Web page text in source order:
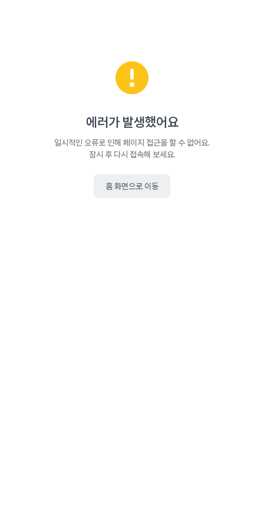
에러가 발생했어요
일시적인 오류로 인해 페이지 접근을 할 수 없어요.
잠시 후 다시 접속해 보세요.
홈 화면으로 이동